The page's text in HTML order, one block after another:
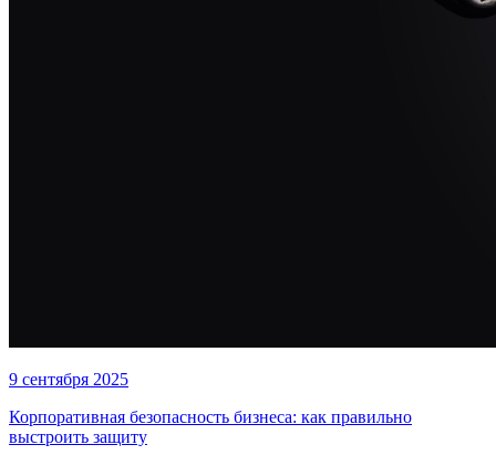
9 сентября 2025
Корпоративная безопасность бизнеса: как правильно
выстроить защиту